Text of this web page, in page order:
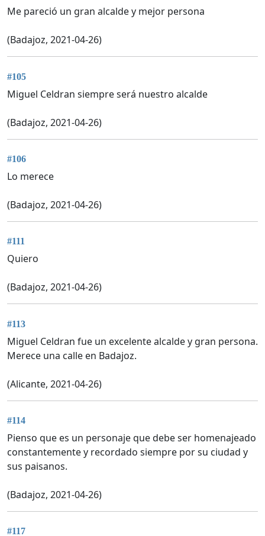
Me pareció un gran alcalde y mejor persona
(Badajoz, 2021-04-26)
#105
Miguel Celdran siempre será nuestro alcalde
(Badajoz, 2021-04-26)
#106
Lo merece
(Badajoz, 2021-04-26)
#111
Quiero
(Badajoz, 2021-04-26)
#113
Miguel Celdran fue un excelente alcalde y gran persona.
Merece una calle en Badajoz.
(Alicante, 2021-04-26)
#114
Pienso que es un personaje que debe ser homenajeado
constantemente y recordado siempre por su ciudad y
sus paisanos.
(Badajoz, 2021-04-26)
#117